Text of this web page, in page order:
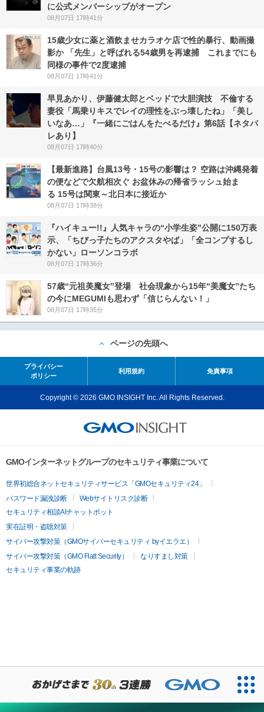
に公式メンバーシップがオープン
08月07日 17時41分
15歳少女に薬と酒飲ませカラオケ店で性的暴行、動画撮
影か 「先生」と呼ばれる54歳男を再逮捕 これまでにも
同様の事件で2度逮捕
08月07日 17時41分
早見あかり、伊藤健太郎とベッドで大胆演技 不倫する
妻役「馬乗りキスでレイの理性をぶっ壊したね」「美し
いなあ…」『一緒にごはんをたべるだけ』第6話【ネタバ
レあり】
08月07日 17時40分
【最新進路】台風13号・15号の影響は？ 空路は沖縄発着
の便などで欠航相次ぐ お盆休みの帰省ラッシュ始ま
る 15号は関東～北日本に接近か
08月07日 17時38分
『ハイキュー!!』人気キャラの“小学生姿”公開に150万表
示、「ちびっ子たちのアクスタやば」「全コンプするし
かない」ローソンコラボ
08月07日 17時36分
57歳“元祖美魔女”登場 社会現象から15年“美魔女”たち
の今にMEGUMIも思わず「信じらんない！」
08月07日 17時35分
ページの先頭へ
プライバシー
ポリシー
利用規約 免責事項
Copyright © 2026 GMO INSIGHT Inc. All Rights Reserved.
GMOインターネットグループのセキュリティ事業について
世界初総合ネットセキュリティサービス「GMOセキュリティ24」
パスワード漏洩診断
Webサイトリスク診断
セキュリティ相談AIチャットボット
実在証明・盗聴対策
サイバー攻撃対策（GMOサイバーセキュリティ byイエラエ）
サイバー攻撃対策（GMO Flatt Security）
なりすまし対策
セキュリティ事業の軌跡